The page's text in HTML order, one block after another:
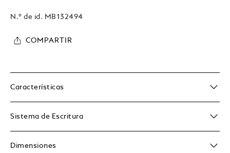
N.º de id. MB132494
COMPARTIR
Características
Sistema de Escritura
Dimensiones